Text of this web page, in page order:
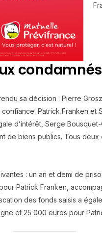
condamnés
sa décision : Pierre
Patrick Franken et
d’intérêt, Serge
de biens publics. Tous
: un an et demi de
Patrick Franken,
des fonds saisis a
et 25 000 euros pour